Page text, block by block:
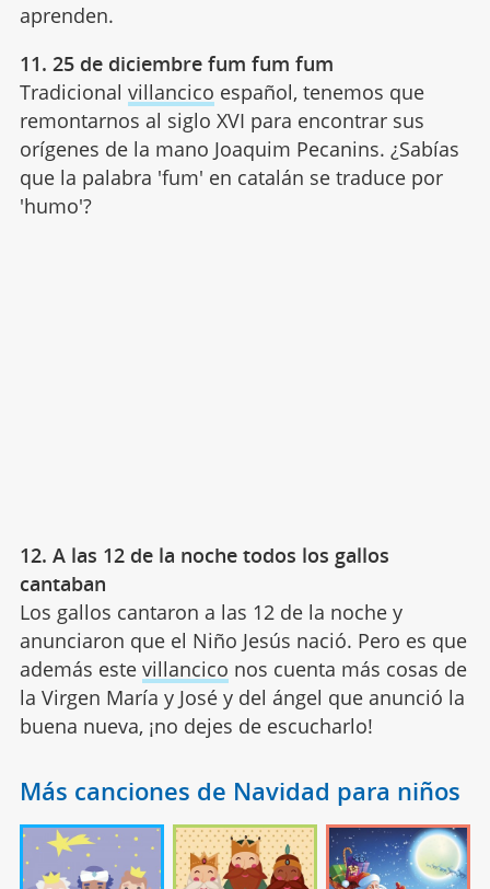
aprenden.
11. 25 de diciembre fum fum fum
Tradicional villancico español, tenemos que
remontarnos al siglo XVI para encontrar sus
orígenes de la mano Joaquim Pecanins. ¿Sabías
que la palabra 'fum' en catalán se traduce por
'humo'?
12. A las 12 de la noche todos los gallos
cantaban
Los gallos cantaron a las 12 de la noche y
anunciaron que el Niño Jesús nació. Pero es que
además este villancico nos cuenta más cosas de
la Virgen María y José y del ángel que anunció la
buena nueva, ¡no dejes de escucharlo!
Más canciones de Navidad para niños